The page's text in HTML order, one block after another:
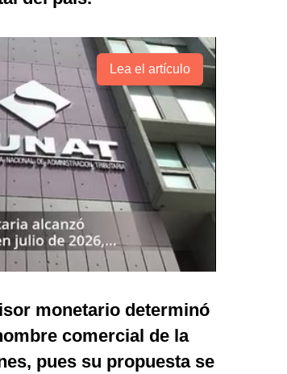
Lea el artículo
monetario determinó
comercial de la
pues su propuesta se